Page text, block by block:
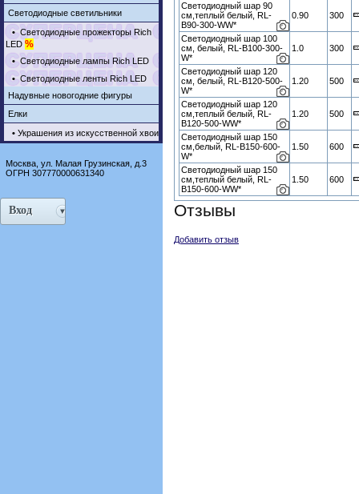
Светодиодные светильники
•Светодиодные прожекторы Rich
LED %
•Светодиодные лампы Rich LED
•Светодиодные ленты Rich LED
Надувные новогодние фигуры
Елки
• Украшения из искусственной хвои
Москва, ул. Малая Грузинская, д.3
ОГРН 307770000631340
Вход
Светодиодный шар 90
см,теплый белый, RL-
B90-300-WW*
0.90 300
Светодиодный шар 100
см, белый, RL-B100-300-
W*
1.0 300
Светодиодный шар 120
см, белый, RL-B120-500-
W*
1.20 500
Светодиодный шар 120
см,теплый белый, RL-
B120-500-WW*
1.20 500
Светодиодный шар 150
см,белый, RL-B150-600-
W*
1.50 600
Светодиодный шар 150
см,теплый белый, RL-
B150-600-WW*
1.50 600
Отзывы
Добавить отзыв